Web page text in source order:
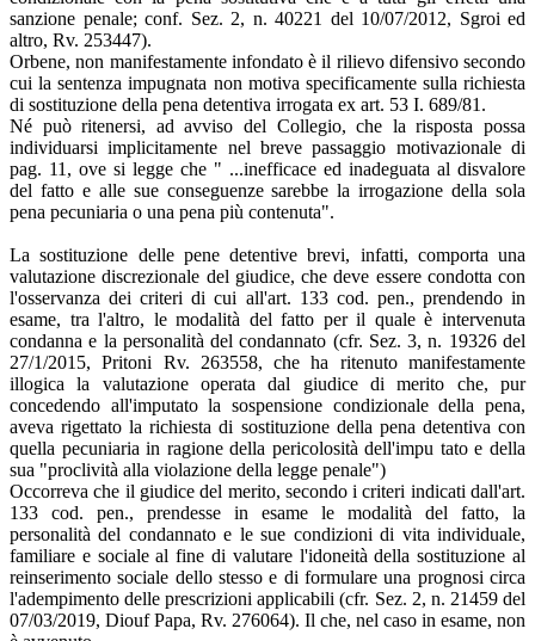
sanzione penale; conf. Sez. 2, n. 40221 del 10/07/2012, Sgroi ed
altro, Rv. 253447).
Orbene, non manifestamente infondato è il rilievo difensivo secondo
cui la sentenza impugnata non motiva specificamente sulla richiesta
di sostituzione della pena detentiva irrogata ex art. 53 I. 689/81.
Né può ritenersi, ad avviso del Collegio, che la risposta possa
individuarsi implicitamente nel breve passaggio motivazionale di
pag. 11, ove si legge che " ...inefficace ed inadeguata al disvalore
del fatto e alle sue conseguenze sarebbe la irrogazione della sola
pena pecuniaria o una pena più contenuta".
La sostituzione delle pene detentive brevi, infatti, comporta una
valutazione discrezionale del giudice, che deve essere condotta con
l'osservanza dei criteri di cui all'art. 133 cod. pen., prendendo in
esame, tra l'altro, le modalità del fatto per il quale è intervenuta
condanna e la personalità del condannato (cfr. Sez. 3, n. 19326 del
27/1/2015, Pritoni Rv. 263558, che ha ritenuto manifestamente
illogica la valutazione operata dal giudice di merito che, pur
concedendo all'imputato la sospensione condizionale della pena,
aveva rigettato la richiesta di sostituzione della pena detentiva con
quella pecuniaria in ragione della pericolosità dell'impu­ tato e della
sua "proclività alla violazione della legge penale")
Occorreva che il giudice del merito, secondo i criteri indicati dall'art.
133 cod. pen., prendesse in esame le modalità del fatto, la
personalità del condannato e le sue condizioni di vita individuale,
familiare e sociale al fine di valutare l'idoneità della sostituzione al
reinserimento sociale dello stesso e di formulare una prognosi circa
l'adempimento delle prescrizioni applicabili (cfr. Sez. 2, n. 21459 del
07/03/2019, Diouf Papa, Rv. 276064). Il che, nel caso in esame, non